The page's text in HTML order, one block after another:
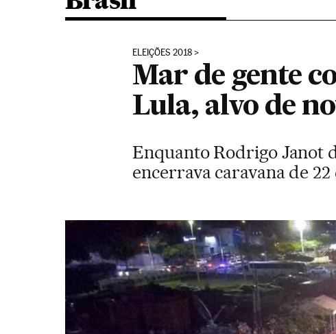
ELEIÇÕES 2018
Mar de gente
Lula, alvo de
Enquanto Rodrigo Janot
encerrava caravana de